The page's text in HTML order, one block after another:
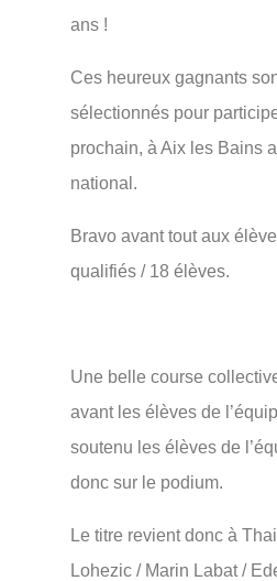
ans !
Ces heureux gagnants
sélectionnés pour
prochain, à Aix les Bains
national.
Bravo avant tout aux
qualifiés / 18 élèves.
Une belle course
avant les élèves de
soutenu les élèves de
donc sur le podium.
Le titre revient donc à
Lohezic / Marin Labat /